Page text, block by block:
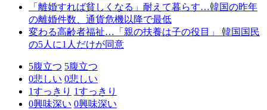
「離婚すれば貧しくなる」耐えて暮らす…韓国の昨年
の離婚件数、通貨危機以降で最低
変わる高齢者福祉…「親の扶養は子の役目」 韓国国民
の5人に1人だけが同意
5腹立つ 5腹立つ
0悲しい 0悲しい
1すっきり 1すっきり
0興味深い 0興味深い